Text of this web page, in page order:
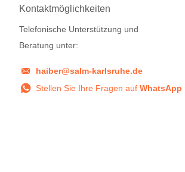
Kontaktmöglichkeiten
Telefonische Unterstützung und
Beratung unter:
haiber@salm-karlsruhe.de
Stellen Sie Ihre Fragen auf WhatsApp